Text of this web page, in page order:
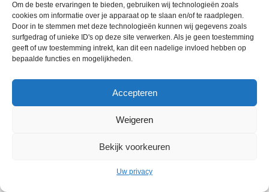
Om de beste ervaringen te bieden, gebruiken wij technologieën zoals
cookies om informatie over je apparaat op te slaan en/of te raadplegen.
Door in te stemmen met deze technologieën kunnen wij gegevens zoals
surfgedrag of unieke ID's op deze site verwerken. Als je geen toestemming
geeft of uw toestemming intrekt, kan dit een nadelige invloed hebben op
bepaalde functies en mogelijkheden.
Accepteren
Weigeren
Bekijk voorkeuren
Uw privacy
© 2013 - 2026 De Duurzame Tuin KvK Gouda 29029262 - BTW nr
NL001968744B76 Hosting: